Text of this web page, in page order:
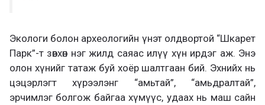
Экологи болон археологийн үнэт олдвортой “Шкарет
Парк”-т зөвхөн нэг жилд саяас илүү хүн ирдэг аж. Энэ
олон хүнийг татаж буй хоёр шалтгаан бий. Эхнийх нь
цэцэрлэгт хүрээлэнг “амьтай”, “амьдралтай”,
эрчимлэг болгож байгаа хүмүүс, удаах нь маш сайн